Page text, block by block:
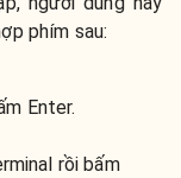
phím sau:
Enter.
rồi bấm